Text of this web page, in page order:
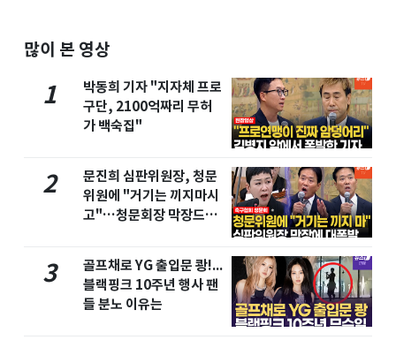
많이 본 영상
1
박동희 기자 "지자체 프로
구단, 2100억짜리 무허
가 백숙집"
2
문진희 심판위원장, 청문
위원에 "거기는 끼지마시
고"…청문회장 막장드라
3
골프채로 YG 출입문 쾅!...
블랙핑크 10주년 행사 팬
들 분노 이유는